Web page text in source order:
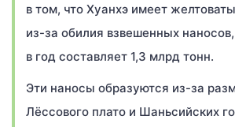
в том, что Хуанхэ имеет
из-за обилия взвешенных
в год составляет 1,3 млрд тонн.
Эти наносы образуются из-за
Лёссового плато и Шаньсийских